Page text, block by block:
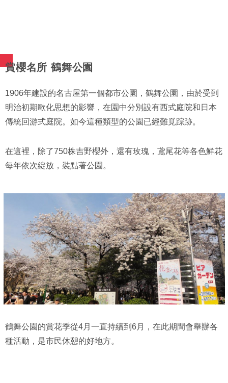
賞櫻名所 鶴舞公園
1906年建設的名古屋第一個都市公園，鶴舞公園，由於受到
明治初期歐化思想的影響，在園中分別設有西式庭院和日本
傳統回游式庭院。如今這種類型的公園已經難覓踪跡。
在這裡，除了750株吉野櫻外，還有玫瑰，鳶尾花等各色鮮花
每年依次綻放，裝點著公園。
鶴舞公園的賞花季從4月一直持續到6月，在此期間會舉辦各
種活動，是市民休憩的好地方。